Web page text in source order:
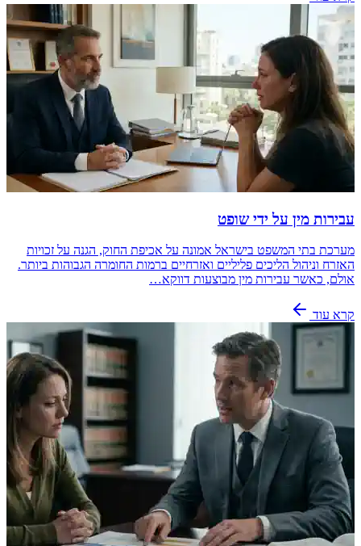
עבירות מין על ידי שופט
מערכת בתי המשפט בישראל אמונה על אכיפת החוק, הגנה על זכויות
האזרח וניהול הליכים פליליים ואזרחיים ברמות החומרה הגבוהות ביותר.
אולם, כאשר עבירות מין מבוצעות דווקא…
קרא עוד